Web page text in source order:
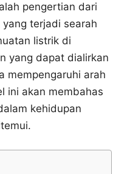
pengertian dari
terjadi searah
listrik di
yang dapat dialirkan
mempengaruhi arah
ini akan membahas
kehidupan